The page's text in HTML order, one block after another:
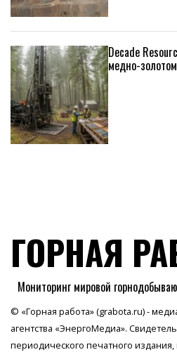
Decade
медно-
ГОРНАЯ
Мониторинг мировой
© «Горная работа» (grabota.ru) -
агентства «ЭнергоМедиа».
периодического печатного